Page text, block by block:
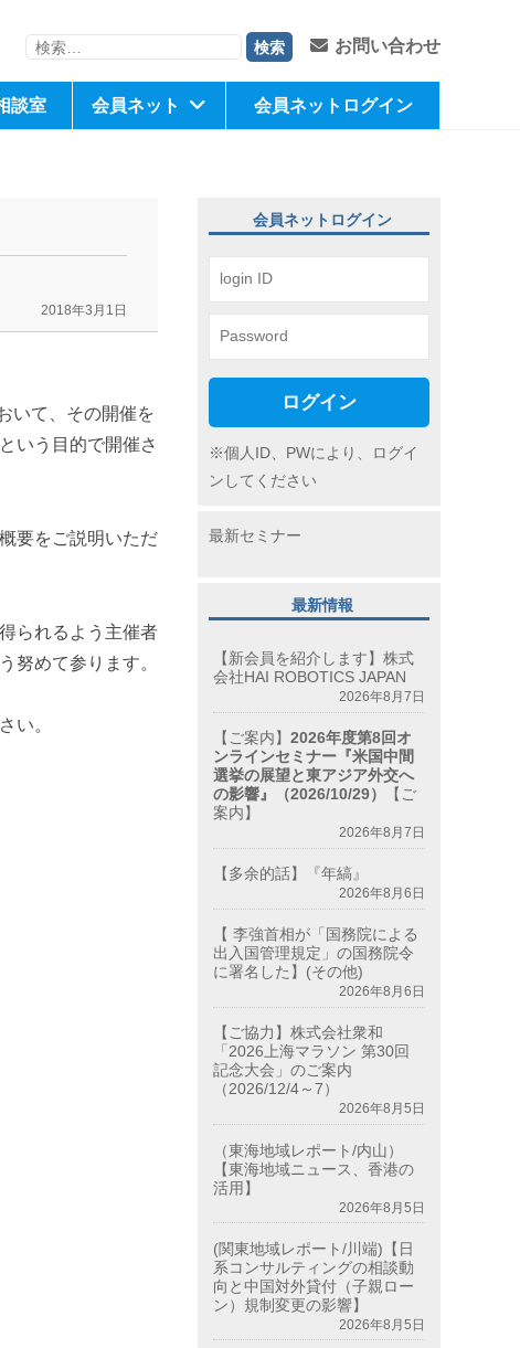
検
お問い合わせ
談室 会員ネット 会員ネットログイン
2018年3月1日
いて、その開催を
いう目的で開催さ
要をご説明いただ
られるよう主催者
努めて参ります。
い。
会員ネットログイン
ログイン
※個人ID、PWにより、ログイ
ンしてください
最新セミナー
最新情報
【新会員を紹介します】株式
会社HAI ROBOTICS JAPAN
2026年8月7日
【ご案内】2026年度第8回オ
ンラインセミナー『米国中間
選挙の展望と東アジア外交へ
の影響』（2026/10/29）
【ご
案内】
2026年8月7日
【多余的話】『年縞』
2026年8月6日
【 李強首相が「国務院による
出入国管理規定」の国務院令
に署名した】(その他)
2026年8月6日
【ご協力】株式会社衆和
「2026上海マラソン 第30回
記念大会」のご案内
（2026/12/4～7）
2026年8月5日
（東海地域レポート/内山）
【東海地域ニュース、香港の
活用】
2026年8月5日
(関東地域レポート/川端)【日
系コンサルティングの相談動
向と中国対外貸付（子親ロー
ン）規制変更の影響】
2026年8月5日